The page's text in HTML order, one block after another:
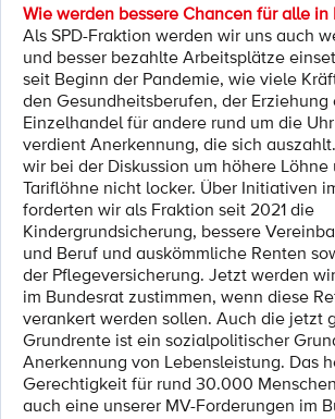
Wie werden bessere Chancen für alle in
Als SPD-Fraktion werden wir uns auch
und besser bezahlte Arbeitsplätze
seit Beginn der Pandemie, wie viele
den Gesundheitsberufen, der Erziehung
Einzelhandel für andere rund um die
verdient Anerkennung, die sich
wir bei der Diskussion um höhere Löhne
Tariflöhne nicht locker. Über Initiativen
forderten wir als Fraktion seit 2021 die
Kindergrundsicherung, bessere
und Beruf und auskömmliche Renten
der Pflegeversicherung. Jetzt werden
im Bundesrat zustimmen, wenn diese
verankert werden sollen. Auch die jetzt
Grundrente ist ein sozialpolitischer
Anerkennung von Lebensleistung. Das
Gerechtigkeit für rund 30.000
auch eine unserer MV-Forderungen im